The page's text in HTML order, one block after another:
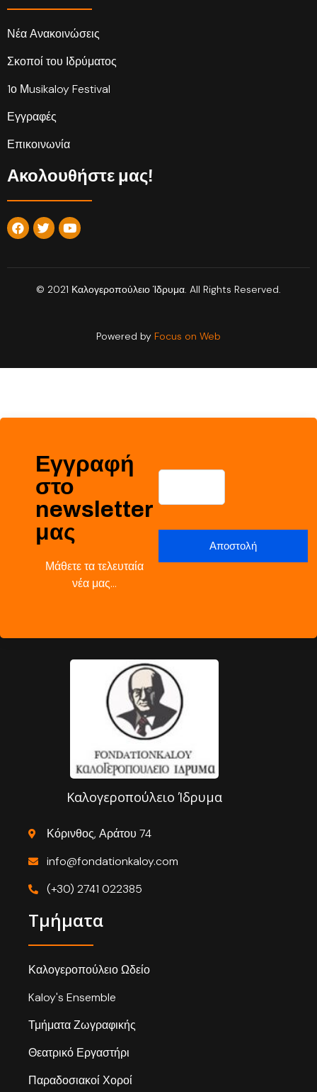
Νέα Ανακοινώσεις
Σκοποί του Ιδρύματος
1ο Μusikaloy Festival
Εγγραφές
Επικοινωνία
Ακολουθήστε μας!
© 2021 Καλογεροπούλειο Ίδρυμα. All Rights Reserved.
Powered by Focus on Web
Εγγραφή
στο
newsletter
μας
Μάθετε τα τελευταία
νέα μας…
Καλογεροπούλειο Ίδρυμα
Κόρινθος, Αράτου 74
info@fondationkaloy.com
(+30) 2741 022385
Τμήματα
Καλογεροπούλειο Ωδείο
Kaloy's Ensemble
Τμήματα Ζωγραφικής
Θεατρικό Εργαστήρι
Παραδοσιακοί Χοροί